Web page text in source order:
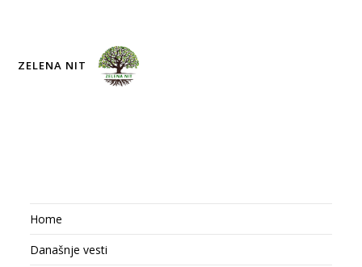
ZELENA NIT
Home
Današnje vesti